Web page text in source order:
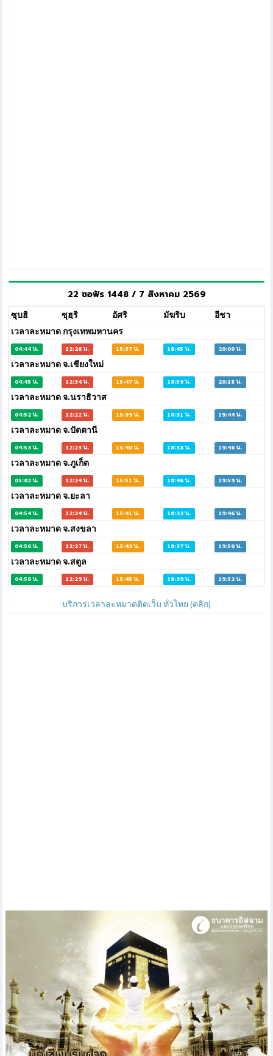
22 ซอฟัร 1448 / 7 สิงหาคม 2569
ซุบฮิ ซุฮฺริ อัศริ มัฆริบ
อีชา
เวลาละหมาด กรุงเทพมหานคร
04:44 น. 12:26 น. 15:37 น. 18:45 น. 20:00 น.
เวลาละหมาด จ.เชียงใหม่
04:45 น. 12:34 น. 15:47 น. 18:59 น. 20:18 น.
เวลาละหมาด จ.นราธิวาส
04:52 น. 12:22 น. 15:39 น. 18:31 น. 19:44 น.
เวลาละหมาด จ.ปัตตานี
04:53 น. 12:23 น. 15:40 น. 18:33 น. 19:46 น.
เวลาละหมาด จ.ภูเก็ต
05:02 น. 12:34 น. 15:51 น. 18:46 น. 19:59 น.
เวลาละหมาด จ.ยะลา
04:54 น. 12:24 น. 15:41 น. 18:33 น. 19:46 น.
เวลาละหมาด จ.สงขลา
04:56 น. 12:27 น. 15:43 น. 18:37 น. 19:50 น.
เวลาละหมาด จ.สตูล
04:58 น. 12:29 น. 15:45 น. 18:39 น. 19:52 น.
บริการเวลาละหมาดติดเว็บ ทั่วไทย (คลิก)